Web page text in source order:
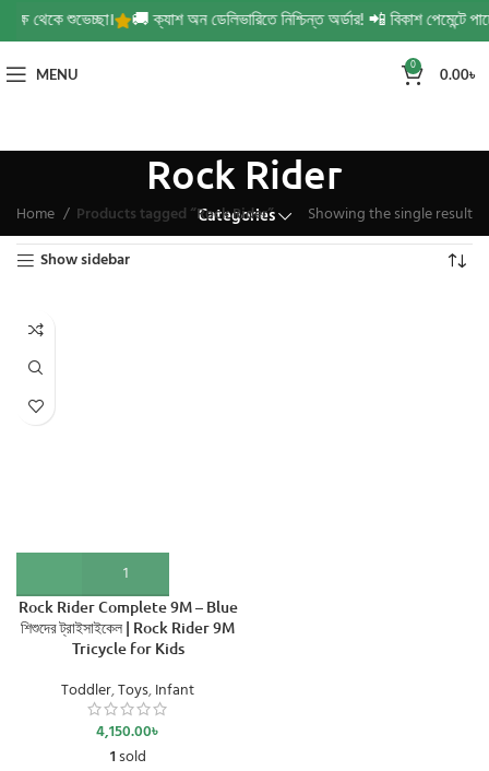
থেকে শুভেচ্ছা। 🚚 ক্যাশ অন ডেলিভারিতে নিশ্চিন্ত অর্ডার! 📲 বিকাশ পেমেন্টে
MENU 0 0.00৳
Rock Rider
Categories
Home Products tagged “Rock Rider”
Showing the single result
Show sidebar
Rock Rider Complete 9M – Blue
শিশুদের ট্রাইসাইকেল | Rock Rider 9M
Tricycle for Kids
Toddler,Toys,Infant
4,150.00৳
1sold